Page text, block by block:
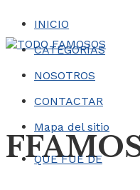
INICIO
CATEGORÍAS
NOSOTROS
CONTACTAR
Mapa del sitio
QUE FUE DE